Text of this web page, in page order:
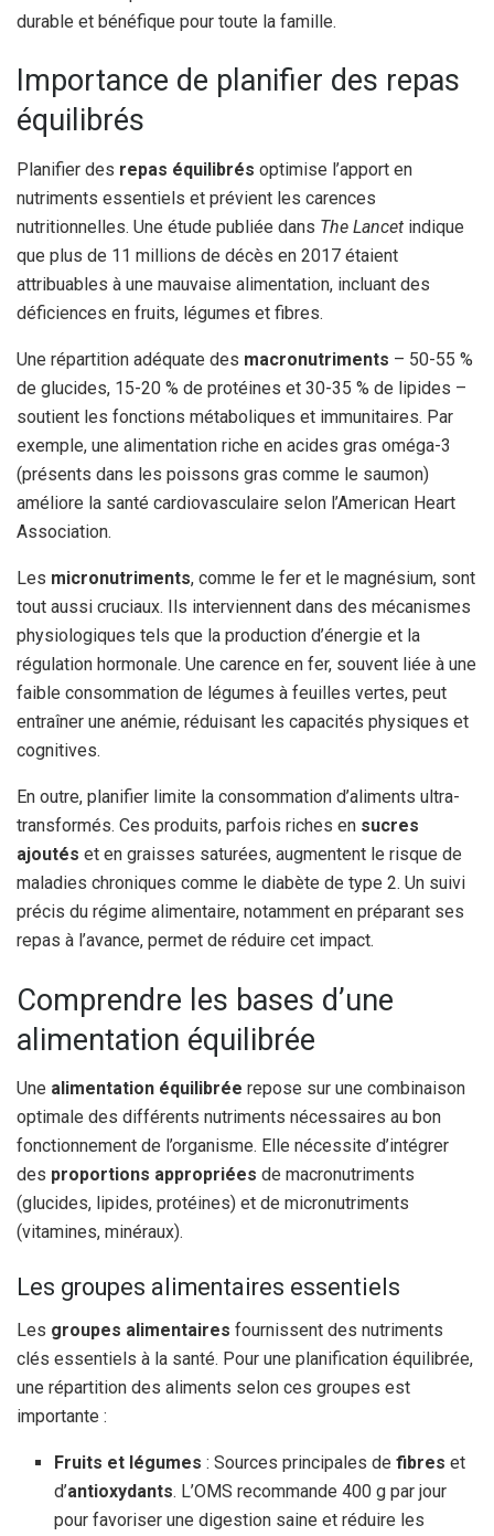
durable et bénéfique pour toute la famille.
Importance de planifier des repas
équilibrés
Planifier des repas équilibrés optimise l’apport en
nutriments essentiels et prévient les carences
nutritionnelles. Une étude publiée dans The Lancet indique
que plus de 11 millions de décès en 2017 étaient
attribuables à une mauvaise alimentation, incluant des
déficiences en fruits, légumes et fibres.
Une répartition adéquate des macronutriments – 50-55 %
de glucides, 15-20 % de protéines et 30-35 % de lipides –
soutient les fonctions métaboliques et immunitaires. Par
exemple, une alimentation riche en acides gras oméga-3
(présents dans les poissons gras comme le saumon)
améliore la santé cardiovasculaire selon l’American Heart
Association.
Les micronutriments, comme le fer et le magnésium, sont
tout aussi cruciaux. Ils interviennent dans des mécanismes
physiologiques tels que la production d’énergie et la
régulation hormonale. Une carence en fer, souvent liée à une
faible consommation de légumes à feuilles vertes, peut
entraîner une anémie, réduisant les capacités physiques et
cognitives.
En outre, planifier limite la consommation d’aliments ultra-
transformés. Ces produits, parfois riches en sucres
ajoutés et en graisses saturées, augmentent le risque de
maladies chroniques comme le diabète de type 2. Un suivi
précis du régime alimentaire, notamment en préparant ses
repas à l’avance, permet de réduire cet impact.
Comprendre les bases d’une
alimentation équilibrée
Une alimentation équilibrée repose sur une combinaison
optimale des différents nutriments nécessaires au bon
fonctionnement de l’organisme. Elle nécessite d’intégrer
des proportions appropriées de macronutriments
(glucides, lipides, protéines) et de micronutriments
(vitamines, minéraux).
Les groupes alimentaires essentiels
Les groupes alimentaires fournissent des nutriments
clés essentiels à la santé. Pour une planification équilibrée,
une répartition des aliments selon ces groupes est
importante :
Fruits et légumes : Sources principales defibres et
d’antioxydants. L’OMS recommande 400 g par jour
pour favoriser une digestion saine et réduire les